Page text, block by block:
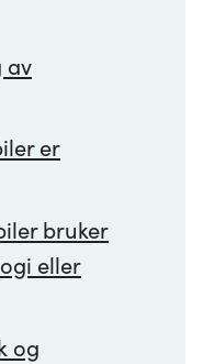
av
er
bruker
eller
og